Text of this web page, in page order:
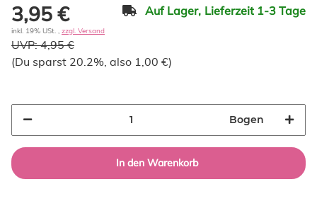
3,95 € Auf Lager, Lieferzeit 1-3 Tage
inkl. 19% USt. , zzgl. Versand
UVP:4,95 €
(Du sparst 20.2% , also 1,00 €)
Bogen
In den Warenkorb